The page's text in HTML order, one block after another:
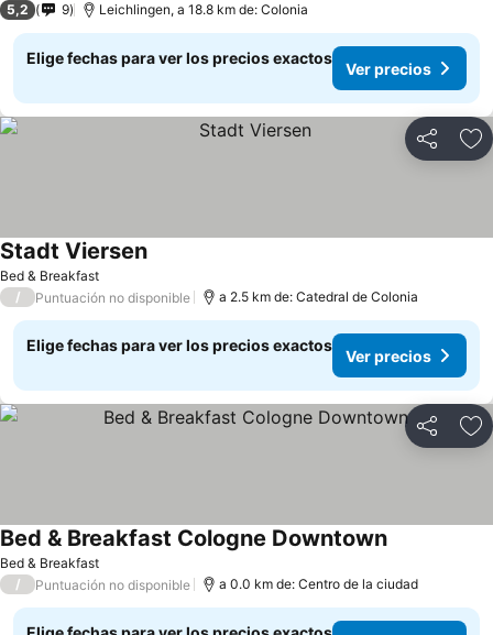
5,2 9 Leichlingen, a 18.8 km de: Colonia
Elige fechas para ver los precios exactos
Ver precios
Compartir
Bed & Breakfast
Stadt ViersenVer precios
/ Puntuación no disponible a 2.5 km de: Catedral de Colonia
Elige fechas para ver los precios exactos
Ver precios
Compartir
Bed & Breakfast
Bed & Breakfast Cologne DowntownVer precios
/ Puntuación no disponible a 0.0 km de: Centro de la ciudad